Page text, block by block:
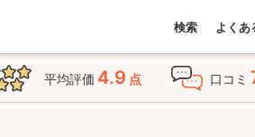
検索 よくあ
平均評価 4.9 点 口コミ